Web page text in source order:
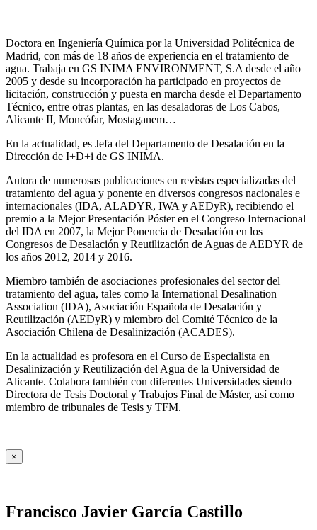
Doctora en Ingeniería Química por la Universidad Politécnica de
Madrid, con más de 18 años de experiencia en el tratamiento de
agua. Trabaja en GS INIMA ENVIRONMENT, S.A desde el año
2005 y desde su incorporación ha participado en proyectos de
licitación, construcción y puesta en marcha desde el Departamento
Técnico, entre otras plantas, en las desaladoras de Los Cabos,
Alicante II, Moncófar, Mostaganem…
En la actualidad, es Jefa del Departamento de Desalación en la
Dirección de I+D+i de GS INIMA.
Autora de numerosas publicaciones en revistas especializadas del
tratamiento del agua y ponente en diversos congresos nacionales e
internacionales (IDA, ALADYR, IWA y AEDyR), recibiendo el
premio a la Mejor Presentación Póster en el Congreso Internacional
del IDA en 2007, la Mejor Ponencia de Desalación en los
Congresos de Desalación y Reutilización de Aguas de AEDYR de
los años 2012, 2014 y 2016.
Miembro también de asociaciones profesionales del sector del
tratamiento del agua, tales como la International Desalination
Association (IDA), Asociación Española de Desalación y
Reutilización (AEDyR) y miembro del Comité Técnico de la
Asociación Chilena de Desalinización (ACADES).
En la actualidad es profesora en el Curso de Especialista en
Desalinización y Reutilización del Agua de la Universidad de
Alicante. Colabora también con diferentes Universidades siendo
Directora de Tesis Doctoral y Trabajos Final de Máster, así como
miembro de tribunales de Tesis y TFM.
×
Francisco Javier García Castillo